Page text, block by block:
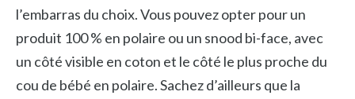
l’embarras du choix. Vous pouvez opter pour un
produit 100 % en polaire ou un snood bi-face, avec
un côté visible en coton et le côté le plus proche du
cou de bébé en polaire. Sachez d’ailleurs que la